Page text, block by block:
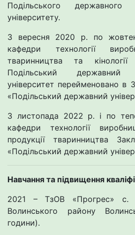
Подільського державного
університету.
З вересня 2020 р. по
кафедри технології
тваринництва та
Подільський державний
університет перейменовано в
«Подільський державний
З листопада 2022 р. і по
кафедри технології
продукції тваринництва
«Подільський державний
Навчання та підвищення
2021 – ТзОВ «Прогрес» с.
Волинського району
години).